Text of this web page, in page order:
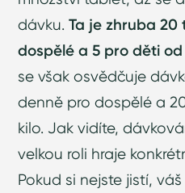
dávku.Ta je zhruba
dospělé a 5 pro děti
se však osvědčuje
denně pro dospělé a
kilo. Jak vidíte,
velkou roli hraje
Pokud si nejste jistí,